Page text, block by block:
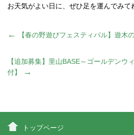
お天気がよい日に、ぜひ足を運んでみて
投
稿
ビ
← 【春の野遊びフェスティバル】遊木
【追加募集】里山BASE～ゴールデンウ
付】
→
トップページ